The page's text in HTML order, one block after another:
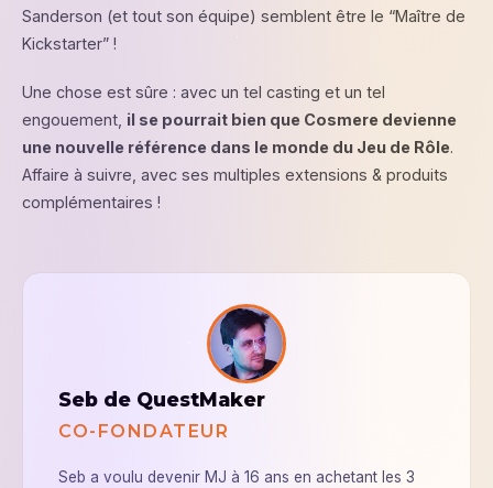
Sanderson (et tout son équipe) semblent être le “Maître de
Kickstarter” !
Une chose est sûre : avec un tel casting et un tel
engouement, il se pourrait bien que Cosmere devienne
une nouvelle référence dans le monde du Jeu de Rôle.
Affaire à suivre, avec ses multiples extensions & produits
complémentaires !
Seb de QuestMaker
CO-FONDATEUR
Seb a voulu devenir MJ à 16 ans en achetant les 3